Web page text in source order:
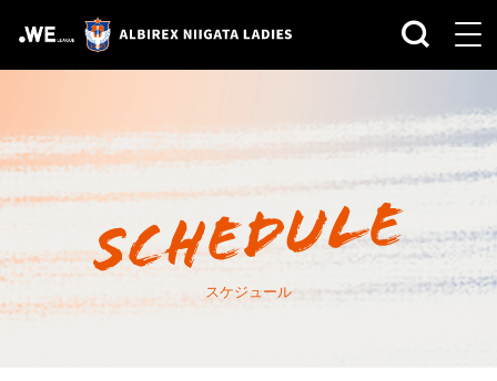
スケジュール